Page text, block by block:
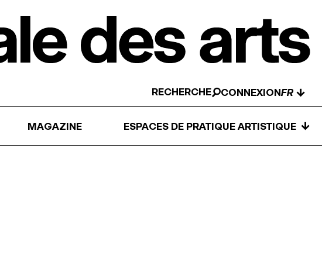
RECHERCHE CONNEXION ↓
MAGAZINE ESPACES DE PRATIQUE ARTISTIQUE ↓